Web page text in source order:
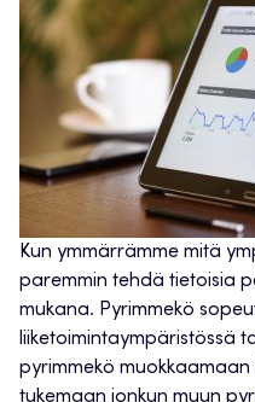
Kun ymmärrämme mitä
paremmin tehdä tietoisia
mukana. Pyrimmekö
liiketoimintaympäristössä
pyrimmekö
tukemaan jonkun muun